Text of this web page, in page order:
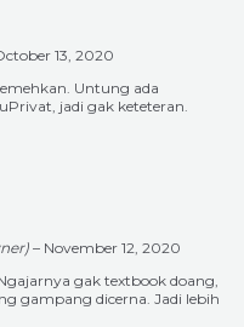
13, 2020
Untung ada
jadi gak keteteran.
– November 12, 2020
gak textbook doang,
gampang dicerna. Jadi lebih